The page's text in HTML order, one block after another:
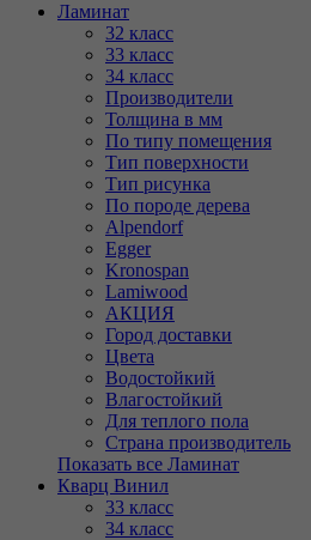
Ламинат
32 класс
33 класс
34 класс
Производители
Толщина в мм
По типу помещения
Тип поверхности
Тип рисунка
По породе дерева
Alpendorf
Egger
Kronospan
Lamiwood
АКЦИЯ
Город доставки
Цвета
Водостойкий
Влагостойкий
Для теплого пола
Страна производитель
Показать все Ламинат
Кварц Винил
33 класс
34 класс